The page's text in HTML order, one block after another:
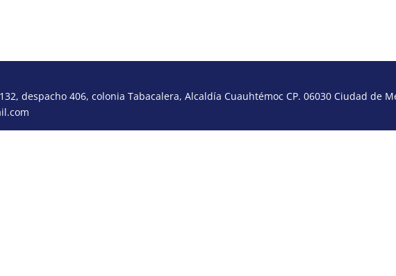
despacho 406, colonia Tabacalera, Alcaldía Cuauhtémoc CP. 06030 Ciudad de